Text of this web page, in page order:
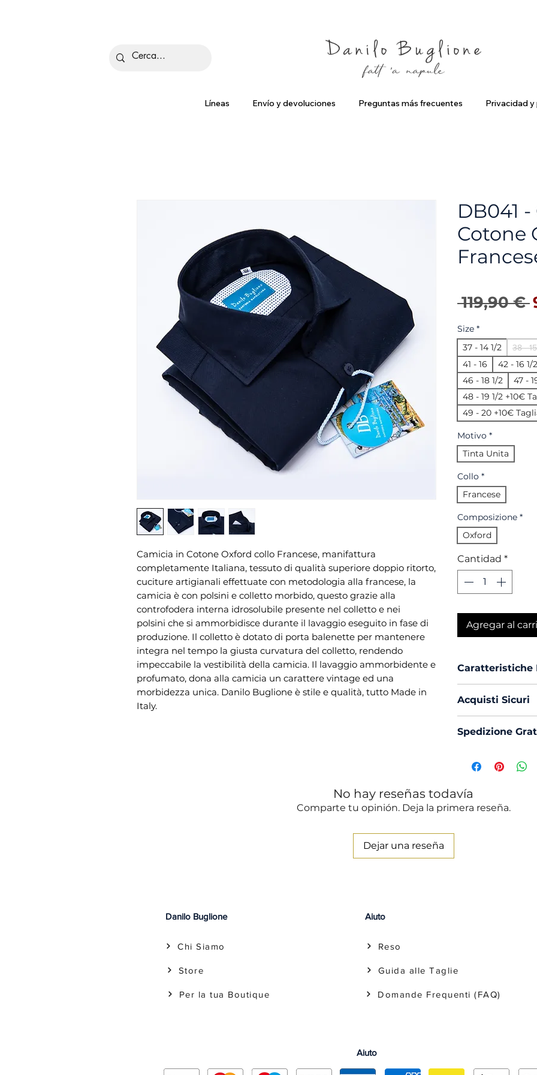
Líneas Envío y devoluciones Preguntas más frecuentes Privacidad
Camicia in Cotone Oxford collo Francese, manifattura
completamente Italiana, tessuto di qualità superiore doppio ritorto,
cuciture artigianali effettuate con metodologia alla francese, la
camicia è con polsini e colletto morbido, questo grazie alla
controfodera interna idrosolubile presente nel colletto e nei
polsini che si ammorbidisce durante il lavaggio eseguito in fase di
produzione. Il colletto è dotato di porta balenette per mantenere
integra nel tempo la giusta curvatura del colletto, rendendo
impeccabile la vestibilità della camicia. Il lavaggio ammorbidente e
profumato, dona alla camicia un carattere vintage ed una
morbidezza unica. Danilo Buglione è stile e qualità, tutto Made in
Italy.
DB041
Cotone
119,90 €
Size *
37 - 14 1/2
38 - 15
41 - 16
42 - 16 1/2
46 - 18 1/2
47 -
48 - 19 1/2 +10€
49 - 20 +10€
Motivo *
Tinta Unita
Collo *
Francese
Composizione *
Oxford
Cantidad *
Agregar al
Caratteristiche
Collo :
Polso :Tondo
Produzione :
Acquisti Sicuri
con PayPal o
Spedizione
No hay reseñas todavía
Comparte tu opinión. Deja la primera reseña.
Dejar una reseña
Danilo Buglione
Chi Siamo
Store
Per la tua Boutique
Aiuto
Reso
Guida alle Taglie
Domande Frequenti (FAQ)
Aiuto